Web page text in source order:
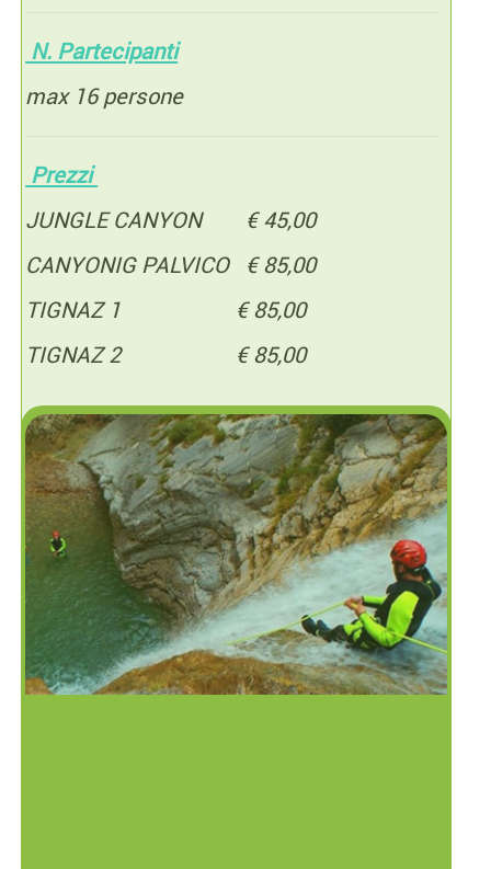
N. Partecipanti
max 16 persone
Prezzi
JUNGLE CANYON € 45,00
CANYONIG PALVICO € 85,00
TIGNAZ 1 € 85,00
TIGNAZ 2 € 85,00